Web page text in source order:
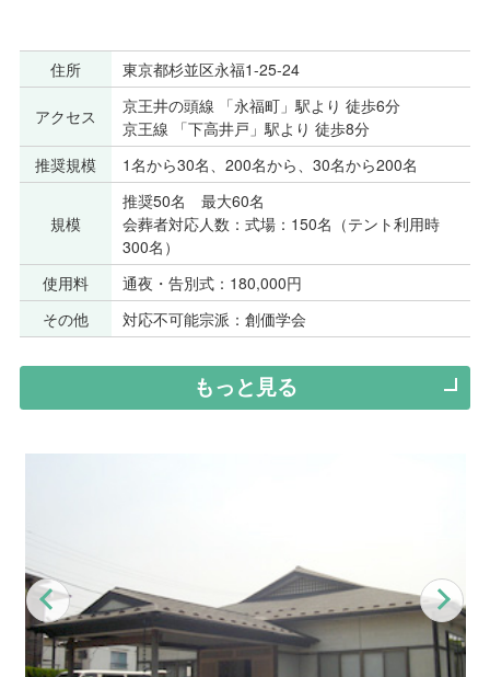
住所 東京都杉並区永福1-25-24
アクセス
京王井の頭線 「永福町」駅より 徒歩6分
京王線 「下高井戸」駅より 徒歩8分
推奨規模
1名から30名、200名から、30名から200名
規模
推奨50名 最大60名
会葬者対応人数：式場：150名（テント利用時
300名）
使用料
通夜・告別式：180,000円
その他
対応不可能宗派：創価学会
もっと見る
Previous